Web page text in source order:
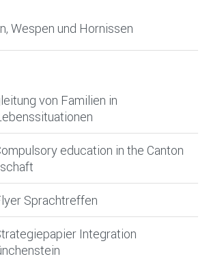
Wespen und Hornissen
von Familien in
education in the Canton
Sprachtreffen
Integration